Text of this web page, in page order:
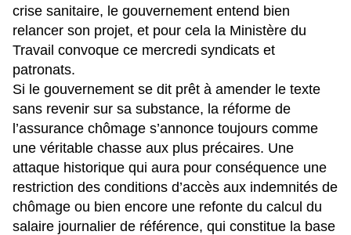
crise sanitaire, le gouvernement entend bien
relancer son projet, et pour cela la Ministère du
Travail convoque ce mercredi syndicats et
patronats.
Si le gouvernement se dit prêt à amender le texte
sans revenir sur sa substance, la réforme de
l’assurance chômage s’annonce toujours comme
une véritable chasse aux plus précaires. Une
attaque historique qui aura pour conséquence une
restriction des conditions d’accès aux indemnités de
chômage ou bien encore une refonte du calcul du
salaire journalier de référence, qui constitue la base